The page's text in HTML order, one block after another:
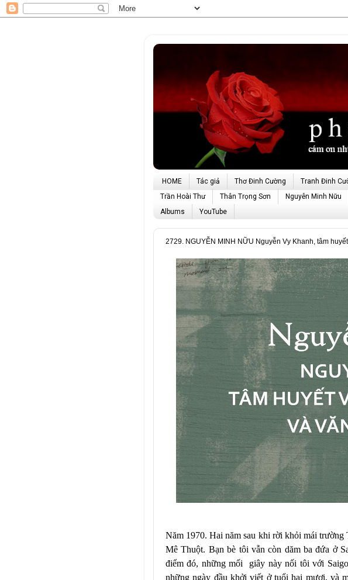
HOME Tác giả Thơ Đinh Cường Tranh Đinh
Trần Hoài Thư
Thân Trọng Sơn Nguyễn Minh Nữu
Albums
YouTube
2729. NGUYỄN MINH NỮU Nguyễn Vy Khanh, tâm
Năm 1970. Hai năm sau khi rời khỏi mái
Mê Thuột. Bạn bè tôi vẫn còn dăm ba đứa ở
điểm đó, những mối
giây này nối tôi với
những ngày đầu khởi viết ở tuổi hai mươi, và